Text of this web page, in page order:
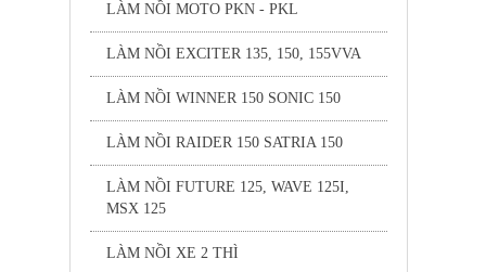
LÀM NỒI MOTO PKN - PKL
LÀM NỒI EXCITER 135, 150, 155VVA
LÀM NỒI WINNER 150 SONIC 150
LÀM NỒI RAIDER 150 SATRIA 150
LÀM NỒI FUTURE 125, WAVE 125I,
MSX 125
LÀM NỒI XE 2 THÌ